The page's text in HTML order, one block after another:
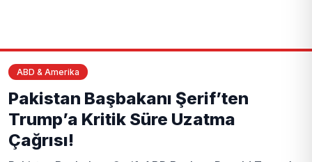
ABD & Amerika
Pakistan Başbakanı Şerif’ten
Trump’a Kritik Süre Uzatma
Çağrısı!